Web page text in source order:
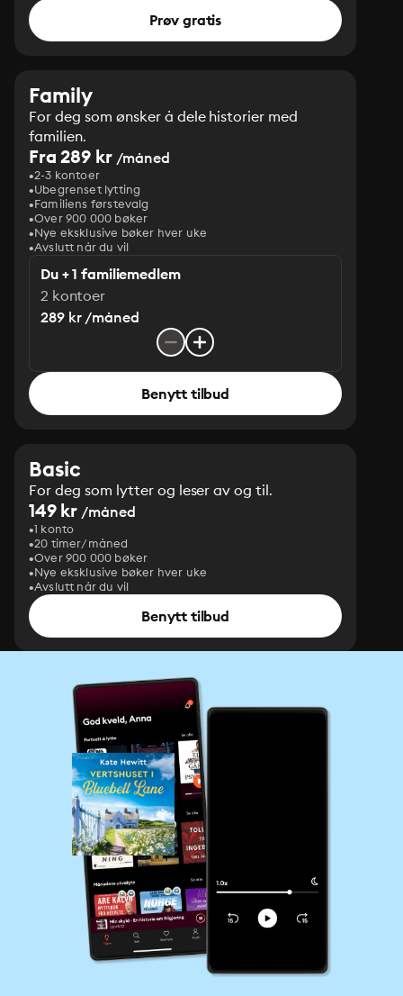
Prøv gratis
Family
For deg som ønsker å dele historier med
familien.
Fra 289 kr/måned
2-3 kontoer
Ubegrenset lytting
Familiens førstevalg
Over 900 000 bøker
Nye eksklusive bøker hver uke
Avslutt når du vil
Du + 1 familiemedlem
2 kontoer
289 kr /måned
Benytt tilbud
Basic
For deg som lytter og leser av og til.
149 kr /måned
1 konto
20 timer/måned
Over 900 000 bøker
Nye eksklusive bøker hver uke
Avslutt når du vil
Benytt tilbud